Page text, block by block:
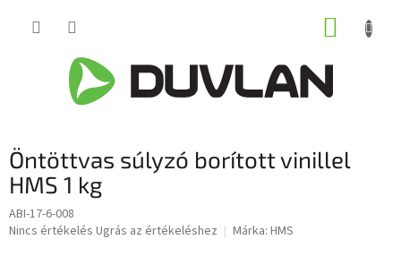
KOSÁR
Öntöttvas súlyzó borított vinillel
HMS 1 kg
ABI-17-6-008
A
Nincs értékelés Ugrás az értékeléshez Márka: HMS